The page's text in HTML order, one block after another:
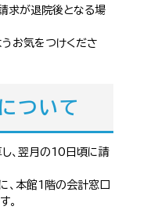
求が退院後となる場
お気をつけくださ
ついて
、翌月の10日頃に請
、本館1階の会計窓口
。